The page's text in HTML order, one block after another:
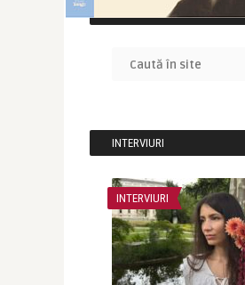
CAUTĂ ÎN SITE
INTERVIURI
INTERVIURI